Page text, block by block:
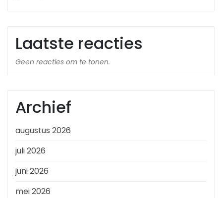
Laatste reacties
Geen reacties om te tonen.
Archief
augustus 2026
juli 2026
juni 2026
mei 2026